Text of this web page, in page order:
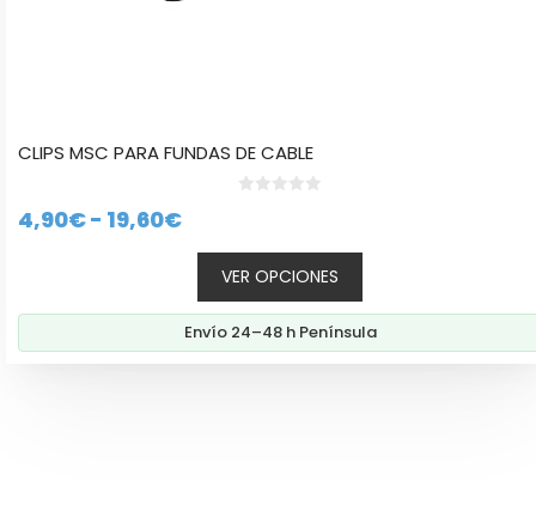
CLIPS MSC PARA FUNDAS DE CABLE
5
4,90€- 19,60€Rango
de
precios:
desde
4,90€
VER OPCIONES
Envío 24–48 h Península